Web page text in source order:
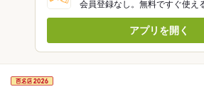
会員登録なし。無料ですぐ使え
アプリを開く